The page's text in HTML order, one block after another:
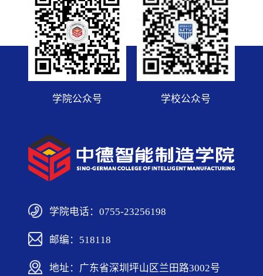
学院公众号 学校公众号
学院电话：0755-23256198
邮编：518118
地址：广东省深圳坪山区兰田路3002号